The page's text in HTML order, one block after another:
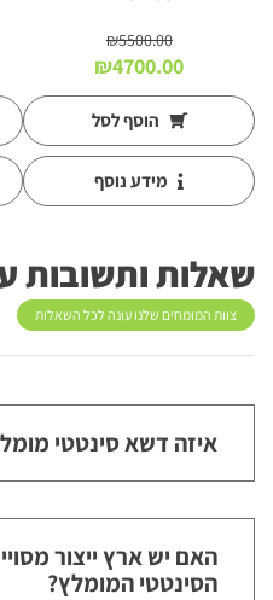
₪5500.00
המחיר
המקורי
היה:
₪5500.00.
₪4700.00
המחיר
הנוכחי
הוא:
₪4700.00.
הוסף לסל
מידע נוסף
שאלות ותשובות
צוות המומחים שלנו עונה לכל השאלות
איזה דשא סינטטי
האם יש ארץ ייצור
הסינטטי המומלץ?